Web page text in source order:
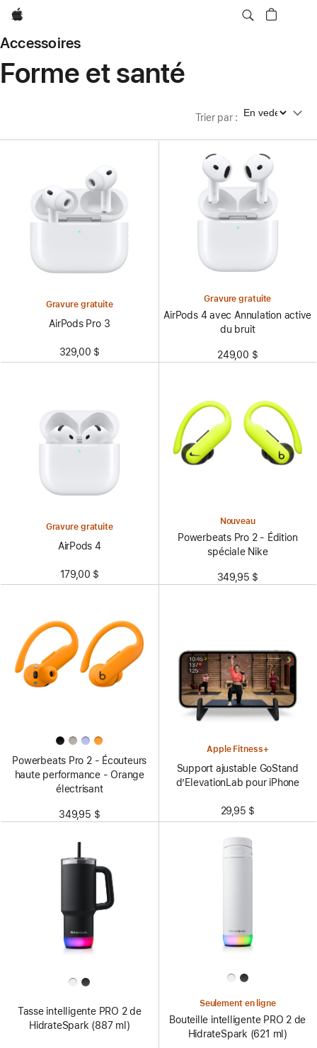
Apple
Accessoires
Forme et santé
Trier par : Trier par
Gravure gratuite
AirPods Pro 3
329,00 $
Gravure gratuite
AirPods 4 avec Annulation active
du bruit
249,00 $
Gravure gratuite
AirPods 4
179,00 $
Nouveau
Powerbeats Pro 2 - Édition
spéciale Nike
349,95 $
Powerbeats Pro 2 - Écouteurs
haute performance - Orange
électrisant
349,95 $
Apple Fitness+
Support ajustable GoStand
d’ElevationLab pour iPhone
29,95 $
Tasse intelligente PRO 2 de
HidrateSpark (887 ml)
Seulement en ligne
Bouteille intelligente PRO 2 de
HidrateSpark (621 ml)